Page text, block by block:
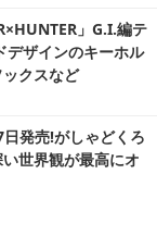
」G.I.編テ
デザインのキーホル
クスなど
発売!がしゃどくろ
世界観が最高にオ